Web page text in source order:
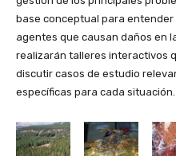
base conceptual para entender
agentes que causan daños en
realizarán talleres interactivos
discutir casos de estudio
específicas para cada situación.